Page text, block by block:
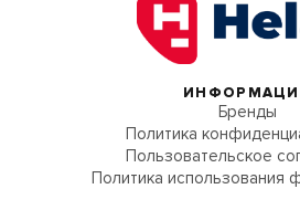
Бренды
Политика
Пользовательское
Политика использования